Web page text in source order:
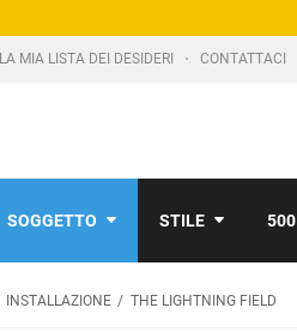
LA MIA LISTA DEI DESIDERI CONTATTACI
SOGGETTO STILE
INSTALLAZIONE THE LIGHTNING FIELD